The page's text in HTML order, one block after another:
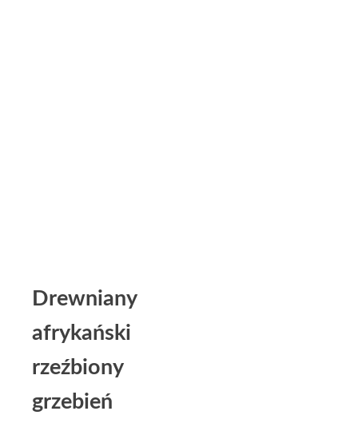
Drewniany
afrykański
rzeźbiony
grzebień